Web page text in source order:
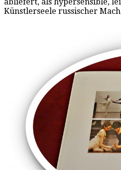
Künstlerseele russischer